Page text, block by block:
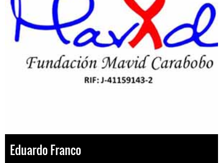
Eduardo Franco